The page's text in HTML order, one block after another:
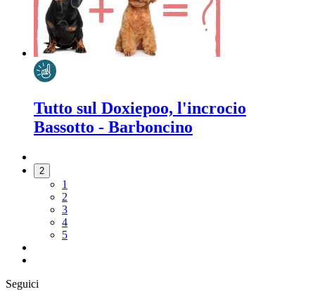
Tutto sul Doxiepoo, l'incrocio
Bassotto - Barboncino
2
1
2
3
4
5
Seguici